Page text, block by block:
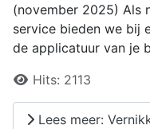
(november 2025) Als
service bieden we bij
de applicatuur van je
Details
Hits: 2113
Lees meer: